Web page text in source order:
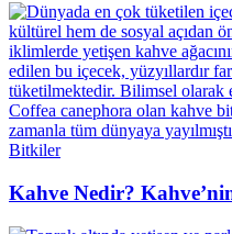
Bitkiler
Kahve Nedir?